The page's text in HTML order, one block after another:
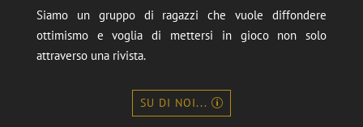
Siamo un gruppo di ragazzi che vuole diffondere
ottimismo e voglia di mettersi in gioco non solo
attraverso una rivista.
SU DI NOI...